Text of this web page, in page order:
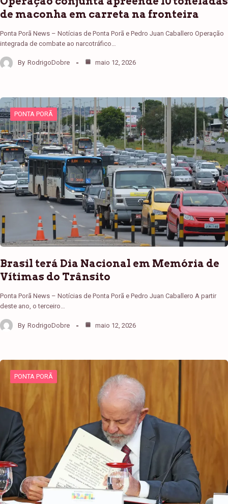
de maconha em carreta na fronteira
Ponta Porã News – Notícias de Ponta Porã e Pedro Juan Caballero Operação
integrada de combate ao narcotráfico…
By RodrigoDobre maio 12, 2026
PONTA PORÃ
Brasil terá Dia Nacional em Memória de
Vítimas do Trânsito
Ponta Porã News – Notícias de Ponta Porã e Pedro Juan Caballero A partir
deste ano, o terceiro…
By RodrigoDobre maio 12, 2026
PONTA PORÃ